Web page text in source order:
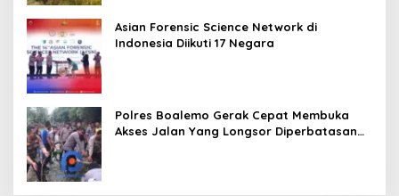
Asian Forensic Science Network di
Indonesia Diikuti 17 Negara
Polres Boalemo Gerak Cepat Membuka
Akses Jalan Yang Longsor Diperbatasan